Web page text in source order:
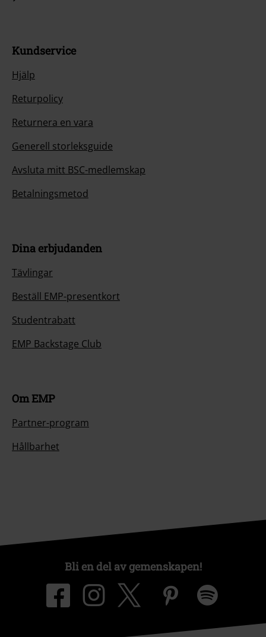
Kundservice
Hjälp
Returpolicy
Returnera en vara
Generell storleksguide
Avsluta mitt BSC-medlemskap
Betalningsmetod
Dina erbjudanden
Tävlingar
Beställ EMP-presentkort
Studentrabatt
EMP Backstage Club
Om EMP
Partner-program
Hållbarhet
Bli en del av gemenskapen!